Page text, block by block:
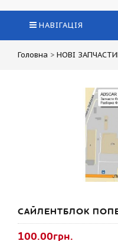
НАВІГАЦІЯ
Головна > НОВІ
САЙЛЕНТБЛОК
100.00грн.